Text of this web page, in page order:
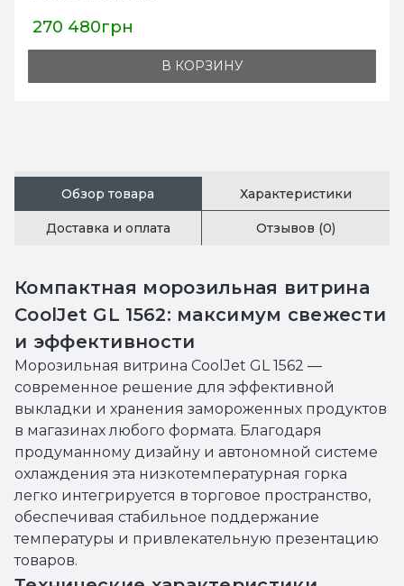
128 656грн
В КОРЗИНУ
Обзор товара Характеристики
Доставка и оплата Отзывов (0)
Компактная морозильная витрина
CoolJet GL 1562: максимум свежести
и эффективности
Морозильная витрина CoolJet GL 1562 —
современное решение для эффективной
выкладки и хранения замороженных продуктов
в магазинах любого формата. Благодаря
продуманному дизайну и автономной системе
охлаждения эта низкотемпературная горка
легко интегрируется в торговое пространство,
обеспечивая стабильное поддержание
температуры и привлекательную презентацию
товаров.